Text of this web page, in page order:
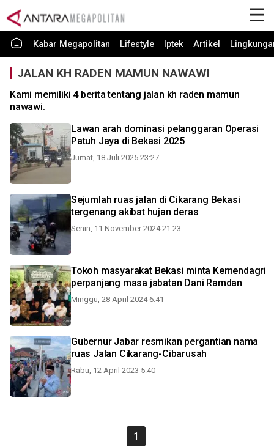
Kabar Megapolitan Lifestyle Iptek Artikel
JALAN KH RADEN MAMUN NAWAWI
Kami memiliki 4 berita tentang jalan kh raden mamun
nawawi.
Lawan arah dominasi pelanggaran Operasi
Patuh Jaya di Bekasi 2025
Jumat, 18 Juli 2025 23:27
Sejumlah ruas jalan di Cikarang Bekasi
tergenang akibat hujan deras
Senin, 11 November 2024 21:23
Tokoh masyarakat Bekasi minta Kemendagri
perpanjang masa jabatan Dani Ramdan
Minggu, 28 April 2024 6:41
Gubernur Jabar resmikan pergantian nama
ruas Jalan Cikarang-Cibarusah
Rabu, 12 April 2023 5:40
1